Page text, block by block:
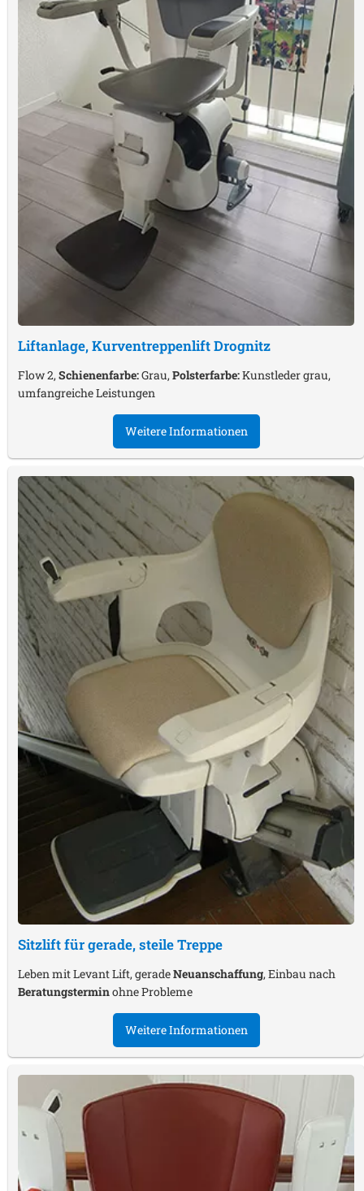
Liftanlage, KurventreppenliftDrognitz
Flow 2,Schienenfarbe:Grau,Polsterfarbe:Kunstleder grau,
umfangreiche Leistungen
Weitere Informationen
Sitzlift für gerade, steile Treppe
Leben mit Levant Lift, geradeNeuanschaffung, Einbau nach
Beratungsterminohne Probleme
Weitere Informationen